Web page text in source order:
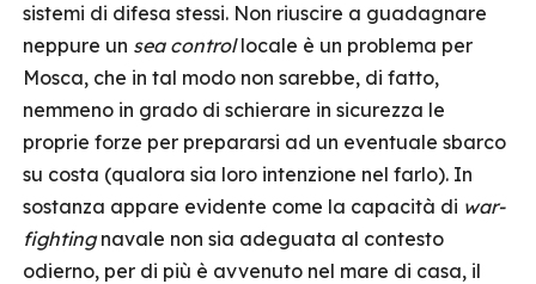
sistemi di difesa stessi. Non riuscire a guadagnare
neppure un sea controllocale è un problema per
Mosca, che in tal modo non sarebbe, di fatto,
nemmeno in grado di schierare in sicurezza le
proprie forze per prepararsi ad un eventuale sbarco
su costa (qualora sia loro intenzione nel farlo). In
sostanza appare evidente come la capacità di war-
fightingnavale non sia adeguata al contesto
odierno, per di più è avvenuto nel mare di casa, il